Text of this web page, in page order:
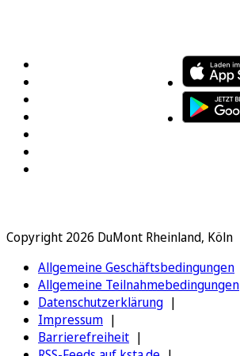
Copyright 2026 DuMont Rheinland, Köln
Allgemeine Geschäftsbedingungen
Allgemeine Teilnahmebedingungen
Datenschutzerklärung
Impressum
Barrierefreiheit